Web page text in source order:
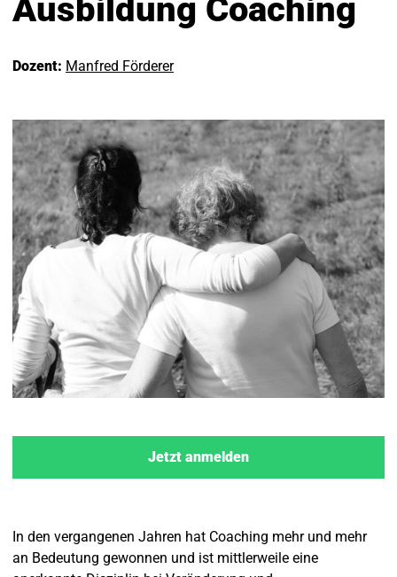
Ausbildung Coaching
Dozent: Manfred Förderer
Jetzt anmelden
In den vergangenen Jahren hat Coaching mehr und mehr
an Bedeutung gewonnen und ist mittlerweile eine